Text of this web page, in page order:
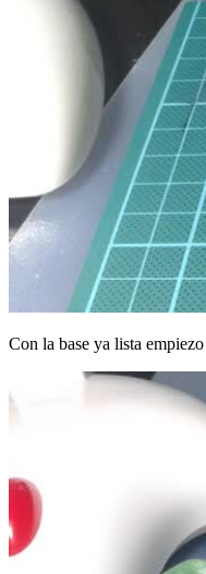
Con la base ya lista